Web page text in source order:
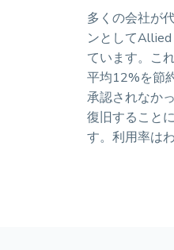
多くの会社が
ンとして
ています。こ
平均12%を節
承認されなか
復旧すること
す。利用率は